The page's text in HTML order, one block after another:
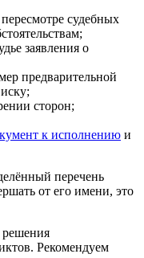
судебных
заявления о
предварительной
сторон;
к исполнению и
перечень
от его имени, это
Рекомендуем